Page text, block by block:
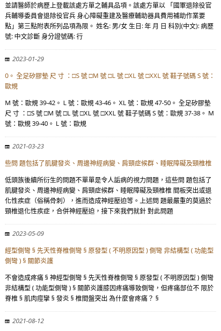
並請醫師於病歷上登載該處方單之輔具品項。該處方單以 「國軍退除役官
兵輔導委員會退除役官兵 身心障礙重建及醫療輔助器具費用補助作業要
點」第三點附表所列品項為限。 姓名: 男/女 生日: 年 月 日 科別(中文): 病歷
號: 中文診斷 身分證號碼: 行
2023-01-29
0。 全足矽膠墊 尺 寸 ：□S 號 □M 號 □L 號 □XL 號 □XXL 號 鞋子號碼 S 號：
歐規
M 號：歐規 39-42。 L 號：歐規 43-46。 XL 號：歐規 47-50。 全足矽膠墊
尺 寸 ：□S 號 □M 號 □L 號 □XL 號 □XXL 號 鞋子號碼 S 號：歐規 37-38。 M
號：歐規 39-40。 L 號：歐規
2021-03-23
些問 題包括了肌腱發炎、周邊神經病變、肩頸症候群、睡眠障礙及頸椎椎
低頭族後續所衍生的問題不單單是令人詬病的視力問題，這些問 題包括了
肌腱發炎、周邊神經病變、肩頸症候群、睡眠障礙及頸椎椎 間板突出或退
化性疾症（俗稱骨刺），進而造成神經壓迫等。上述問 題最嚴重的莫過於
頸椎退化性疾症，合併神經壓迫，接下來我們就針 對此問題
2023-05-09
經型側彎 § 先天性脊椎側彎 § 原發型 ( 不明原因型 ) 側彎 非結構型 ( 功能型
側彎 ) § 關節炎護
不會造成疼痛 § 神經型側彎 § 先天性脊椎側彎 § 原發型 ( 不明原因型 ) 側彎
非結構型 ( 功能型側彎 ) § 關節炎護膝因疼痛導致側彎，但疼痛部位不 限於
脊椎 § 肌肉痙攣 § 發炎 § 椎間盤突出 為什麼會疼痛？ §
2021-08-12